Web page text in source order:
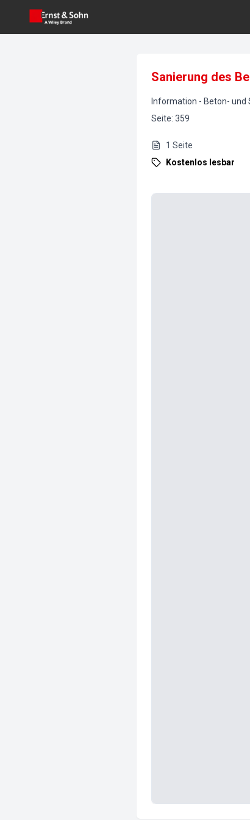
Sanierung des
Information - Beton- und
Seite: 359
1 Seite
Kostenlos lesbar